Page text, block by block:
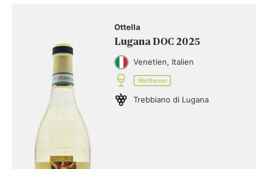
Ottella
Lugana DOC 2025
Venetien, Italien
Weißwein
Trebbiano di Lugana